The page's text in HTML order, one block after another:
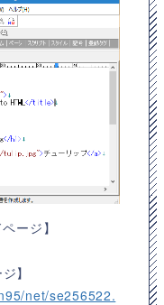
ージ】
】
net/se256522.